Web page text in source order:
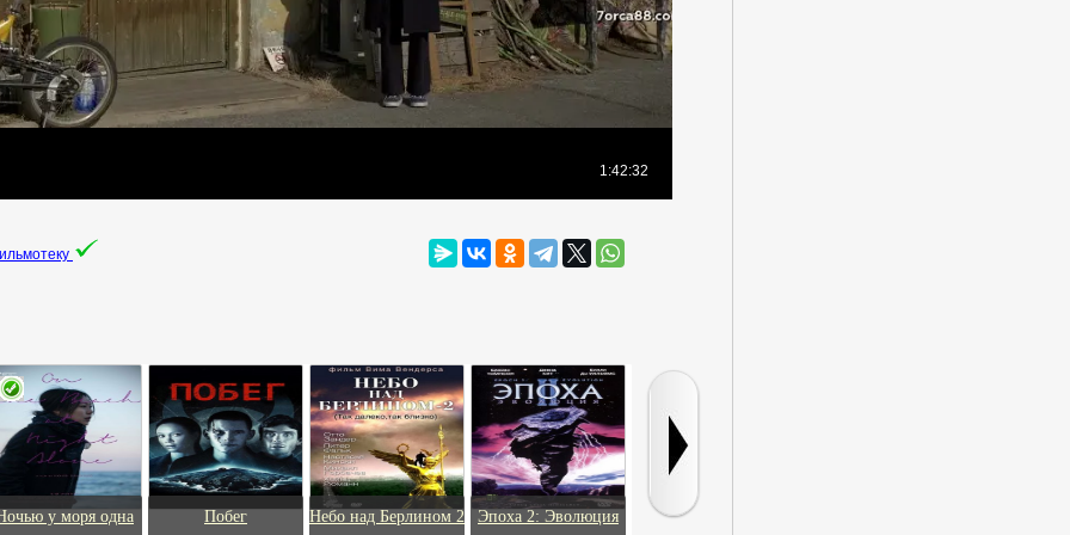
у моря одна Побег Небо над Берлином 2 Эпоха 2: Эволюция
BBC. Жизнь и